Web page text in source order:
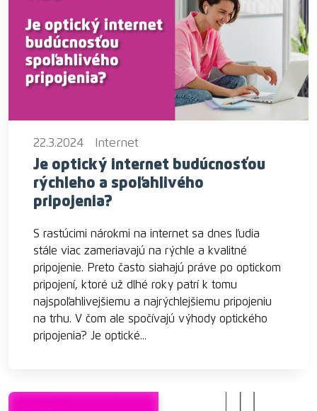
22.3.2024 Internet
Je optický internet budúcnosťou
rýchleho a spoľahlivého
pripojenia?
S rastúcimi nárokmi na internet sa dnes ľudia
stále viac zameriavajú na rýchle a kvalitné
pripojenie. Preto často siahajú práve po optickom
pripojení, ktoré už dlhé roky patrí k tomu
najspoľahlivejšiemu a najrýchlejšiemu pripojeniu
na trhu. V čom ale spočívajú výhody optického
pripojenia? Je optické...